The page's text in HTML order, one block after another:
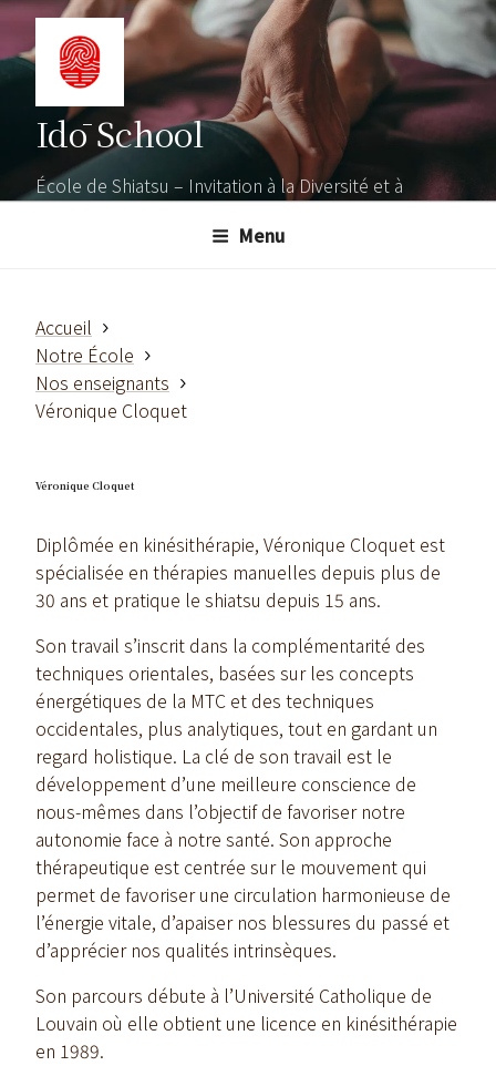
Aller
contenu
Idō School
École de Shiatsu – Invitation à la Diversité et à
Menu
Accueil
Notre École
Nos enseignants
Véronique Cloquet
Véronique Cloquet
Diplômée en kinésithérapie, Véronique Cloquet est
spécialisée en thérapies manuelles depuis plus de
30 ans et pratique le shiatsu depuis 15 ans.
Son travail s’inscrit dans la complémentarité des
techniques orientales, basées sur les concepts
énergétiques de la MTC et des techniques
occidentales, plus analytiques, tout en gardant un
regard holistique. La clé de son travail est le
développement d’une meilleure conscience de
nous-mêmes dans l’objectif de favoriser notre
autonomie face à notre santé. Son approche
thérapeutique est centrée sur le mouvement qui
permet de favoriser une circulation harmonieuse de
l’énergie vitale, d’apaiser nos blessures du passé et
d’apprécier nos qualités intrinsèques.
Son parcours débute à l’Université Catholique de
Louvain où elle obtient une licence en kinésithérapie
en 1989.